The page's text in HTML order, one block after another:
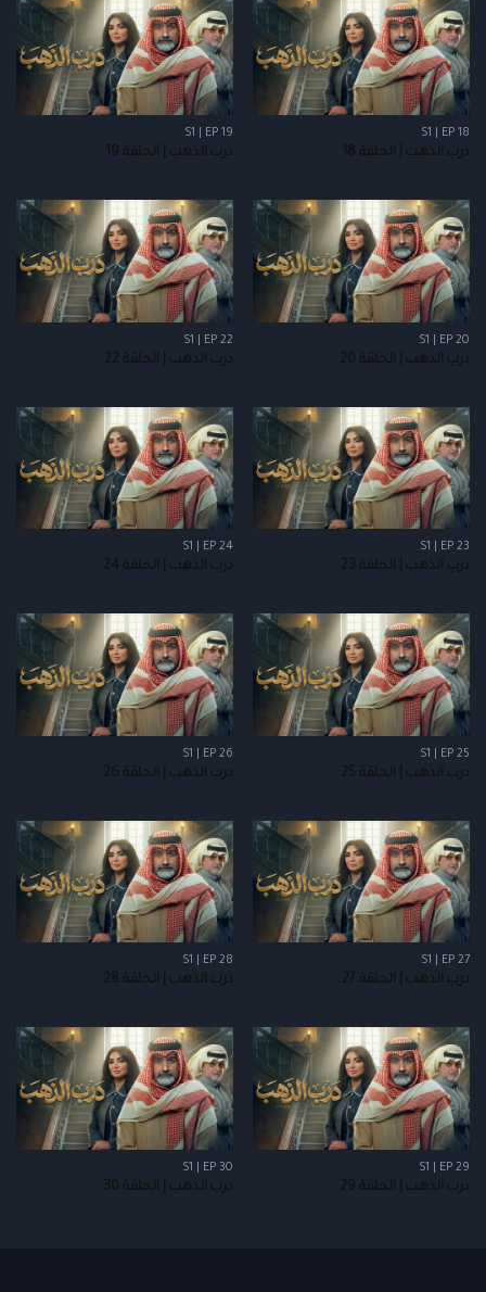
S1 | EP 18
درب الذهب | الحلقة 18
S1 | EP 19
درب الذهب | الحلقة 19
S1 | EP 20
درب الذهب | الحلقة 20
S1 | EP 22
درب الذهب | الحلقة 22
S1 | EP 23
درب الذهب | الحلقة 23
S1 | EP 24
درب الذهب | الحلقة 24
S1 | EP 25
درب الذهب | الحلقة 25
S1 | EP 26
درب الذهب | الحلقة 26
S1 | EP 27
درب الذهب | الحلقة 27
S1 | EP 28
درب الذهب | الحلقة 28
S1 | EP 29
درب الذهب | الحلقة 29
S1 | EP 30
درب الذهب | الحلقة 30